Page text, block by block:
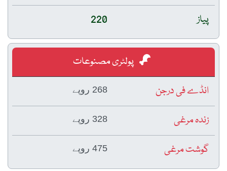
پیاز
220
پولٹری مصنوعات
انڈے فی درجن
268 روپے
زندہ مرغی 328 روپے
گوشت مرغی 475 روپے